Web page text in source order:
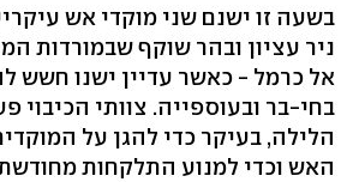
בשעה זו ישנם שני מוקדי אש
ניר עציון ובהר שוקף שבמורדות
אל כרמל - כאשר עדיין ישנו חשש
בחי-בר ובעוספייה. צוותי הכיבוי
הלילה, בעיקר כדי להגן על
האש וכדי למנוע התלקחות